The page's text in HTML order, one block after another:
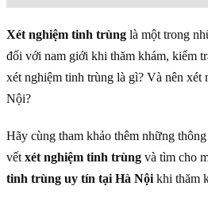
Xét nghiệm tinh trùng là một trong
đối với nam giới khi thăm khám, kiểm
xét nghiệm tinh trùng là gì? Và nên xét
Nội?
Hãy cùng tham khảo thêm những
vết xét nghiệm tinh trùng và tìm cho
tinh trùng uy tín tại Hà Nội khi thăm